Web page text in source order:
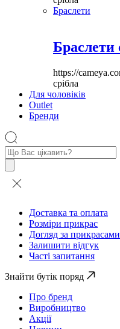
Браслети
Браслети
https://
срібла
Для чоловіків
Outlet
Бренди
Пошук
товарів
Доставка та оплата
Розміри прикрас
Догляд за прикрасами
Залишити відгук
Часті запитання
Знайти бутік поряд
Про бренд
Виробництво
Акції